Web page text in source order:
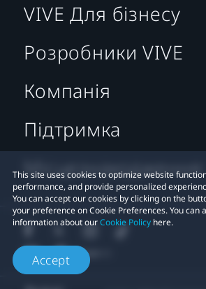
This site uses cookies to optimize website
performance, and provide personalized
You can accept our cookies by clicking on the
your preference on Cookie Preferences. You can
information about ourCookie Policy here.
Accept
VIVE Для бізнесу
Розробники VIVE
Компанія
Підтримка